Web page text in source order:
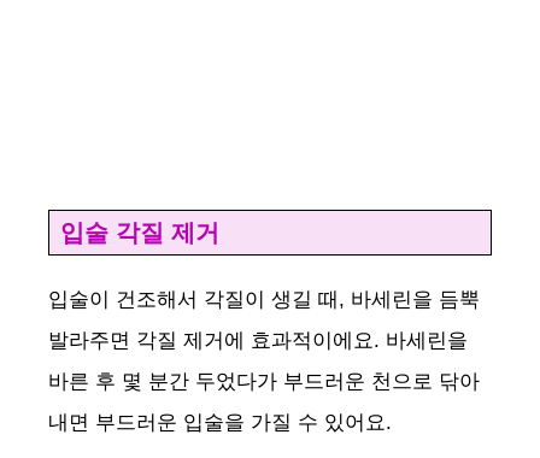
입술 각질 제거
입술이 건조해서 각질이 생길 때, 바세린을 듬뿍
발라주면 각질 제거에 효과적이에요. 바세린을
바른 후 몇 분간 두었다가 부드러운 천으로 닦아
내면 부드러운 입술을 가질 수 있어요.